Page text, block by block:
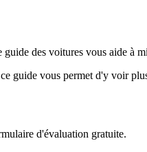
des voitures vous aide à
guide vous permet d'y voir
d'évaluation gratuite.